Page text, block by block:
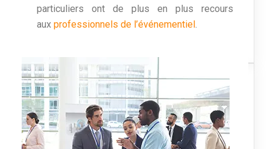
particuliers ont de plus en plus recours
aux professionnels de l’événementiel .